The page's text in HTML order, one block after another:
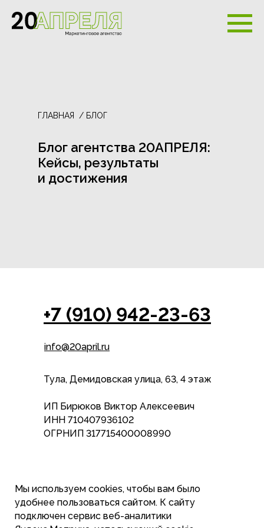
Мы используем cookies, чтобы вам было
удобнее пользоваться сайтом. К cайту
подключен сервис веб-аналитики
Блог агентства 20АПРЕЛЯ:
Кейсы, результаты
и достижения
ГЛАВНАЯ / БЛОГ
info@20april.ru
Политика конфиденцильности
+7 (910) 942-23-63
Тула, Демидовская улица, 63, 4 этаж
ИП Бирюков Виктор Алексеевич
ИНН 710407936102
ОГРНИП 317715400008990